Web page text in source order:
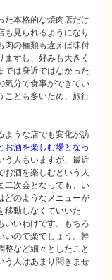
た本格的な焼肉店だけ
も見られるようになり
肉の種類も違えば味付
すし、好みも大きく
では身近ではなかった
気分で食事ができてい
ことも多いため、旅行
ような店でも変化が訪
お酒を楽しむ場となっ
う人もいますが、最近
お酒を楽しむという人
二次会となっても、い
どのようなメニューが
移動しなくていいた
いいわけです。もちろ
いので楽でしょう。幹
整など細々としたこと
う人はあまり聞きませ